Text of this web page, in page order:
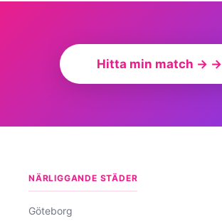
Hitta min match → →
NÄRLIGGANDE STÄDER
Göteborg